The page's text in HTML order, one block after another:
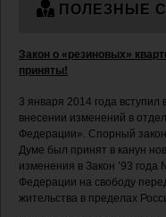
ПОЛЕЗНЫЕ
Закон о «резиновых»
приняты!
3 января 2014 года
внесении изменений в
Федерации». Спорный
Думе был принят в канун
изменения в Закон ’93
Федерации на свободу
жительства в пределах